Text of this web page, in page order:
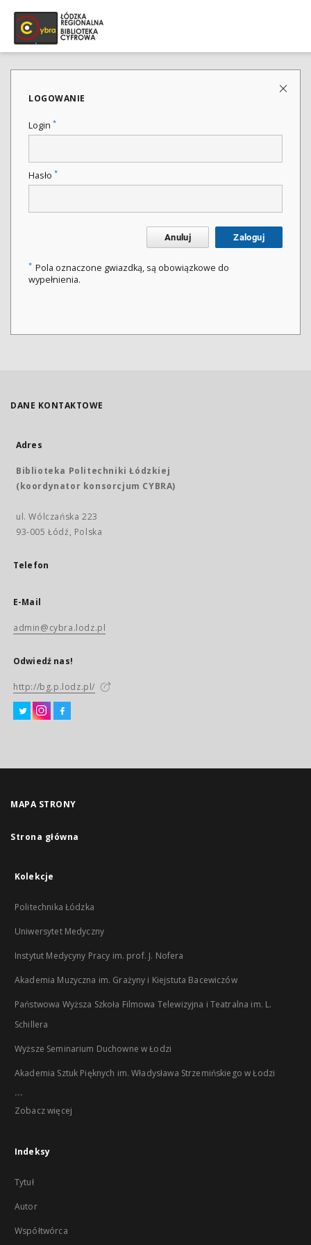
LOGOWANIE
Login *
Hasło *
Anuluj Zaloguj
* Pola oznaczone gwiazdką, są obowiązkowe do
wypełnienia.
DANE KONTAKTOWE
Adres
Biblioteka Politechniki Łódzkiej
(koordynator konsorcjum CYBRA)
ul. Wólczańska 223
93-005 Łódź, Polska
Telefon
E-Mail
admin@cybra.lodz.pl
Odwiedź nas!
http://bg.p.lodz.pl/
MAPA STRONY
Strona główna
Kolekcje
Politechnika Łódzka
Uniwersytet Medyczny
Instytut Medycyny Pracy im. prof. J. Nofera
Akademia Muzyczna im. Grażyny i Kiejstuta Bacewiczów
Państwowa Wyższa Szkoła Filmowa Telewizyjna i Teatralna im. L.
Schillera
Wyższe Seminarium Duchowne w Łodzi
Akademia Sztuk Pięknych im. Władysława Strzemińskiego w Łodzi
...
Zobacz więcej
Indeksy
Tytuł
Autor
Współtwórca